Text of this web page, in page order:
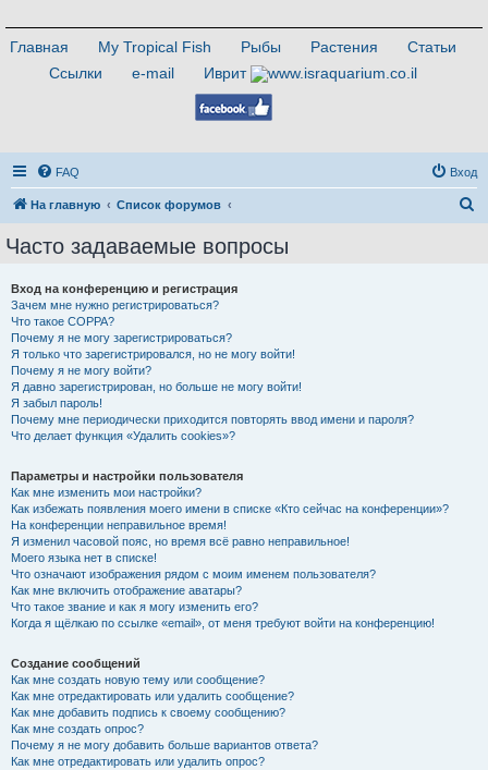
Главная My Tropical Fish Рыбы Растения
Статьи
Ссылки
e-mail Иврит
FAQ Вход
На главную Список форумов
Часто задаваемые вопросы
Вход на конференцию и регистрация
Зачем мне нужно регистрироваться?
Что такое COPPA?
Почему я не могу зарегистрироваться?
Я только что зарегистрировался, но не могу войти!
Почему я не могу войти?
Я давно зарегистрирован, но больше не могу войти!
Я забыл пароль!
Почему мне периодически приходится повторять ввод имени и пароля?
Что делает функция «Удалить cookies»?
Параметры и настройки пользователя
Как мне изменить мои настройки?
Как избежать появления моего имени в списке «Кто сейчас на конференции»?
На конференции неправильное время!
Я изменил часовой пояс, но время всё равно неправильное!
Моего языка нет в списке!
Что означают изображения рядом с моим именем пользователя?
Как мне включить отображение аватары?
Что такое звание и как я могу изменить его?
Когда я щёлкаю по ссылке «email», от меня требуют войти на конференцию!
Создание сообщений
Как мне создать новую тему или сообщение?
Как мне отредактировать или удалить сообщение?
Как мне добавить подпись к своему сообщению?
Как мне создать опрос?
Почему я не могу добавить больше вариантов ответа?
Как мне отредактировать или удалить опрос?